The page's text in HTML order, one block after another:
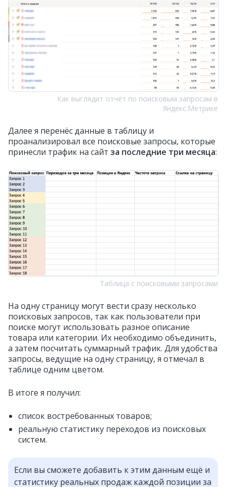
Как выглядит отчёт по поисковым запросам в
Яндекс.Метрике
Далее я перенёс данные в таблицу и
проанализировал все поисковые запросы, которые
принесли трафик на сайт за последние три месяца:
Таблица с поисковыми запросами
На одну страницу могут вести сразу несколько
поисковых запросов, так как пользователи при
поиске могут использовать разное описание
товара или категории. Их необходимо объединить,
а затем посчитать суммарный трафик. Для удобства
запросы, ведущие на одну страницу, я отмечал в
таблице одним цветом.
В итоге я получил:
список востребованных товаров;
реальную статистику переходов из поисковых
систем.
Если вы сможете добавить к этим данным ещё и
статистику реальных продаж каждой позиции за